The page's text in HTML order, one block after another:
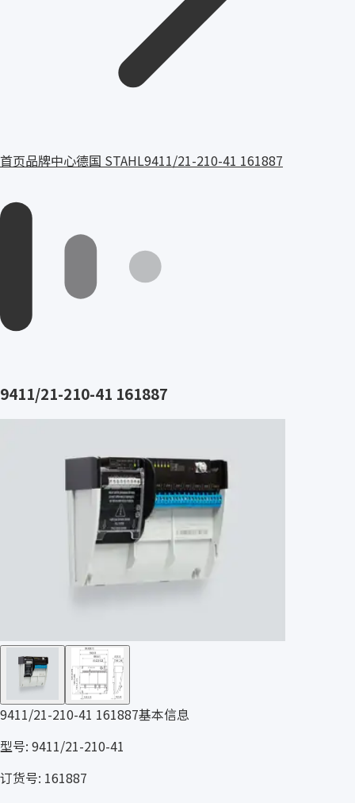
首页品牌中心德国 STAHL9411/21-210-41 161887
9411/21-210-41 161887
9411/21-210-41 161887基本信息
型号: 9411/21-210-41
订货号: 161887